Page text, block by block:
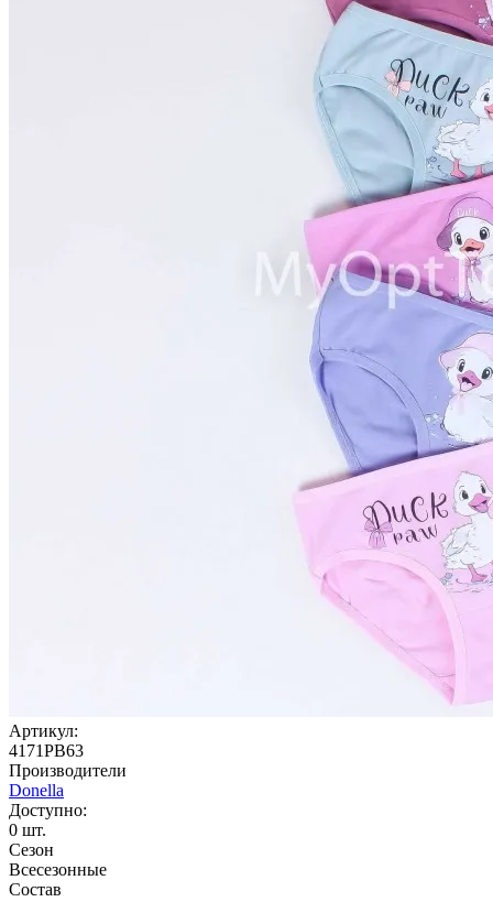
Артикул:
4171PB63
Производители
Donella
Доступно:
0 шт.
Сезон
Всесезонные
Состав